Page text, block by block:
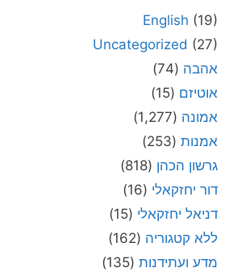
English (19)
Uncategorized (27)
אהבה (74)
אוטיזם (15)
אמונה (1,277)
אמנות (253)
גרשון הכהן (818)
דור יחזקאלי (16)
דניאל יחזקאלי (15)
ללא קטגוריה (162)
מדע ועתידנות (135)